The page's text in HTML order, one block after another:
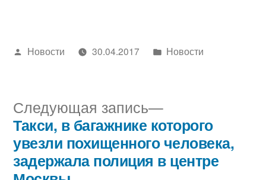
Написано
Новости 30.04.2017
Написано
Новости
Навигация
по
Следующая запись
Следующая
запись:
Такси, в багажнике которого
увезли похищенного человека,
задержала полиция в центре